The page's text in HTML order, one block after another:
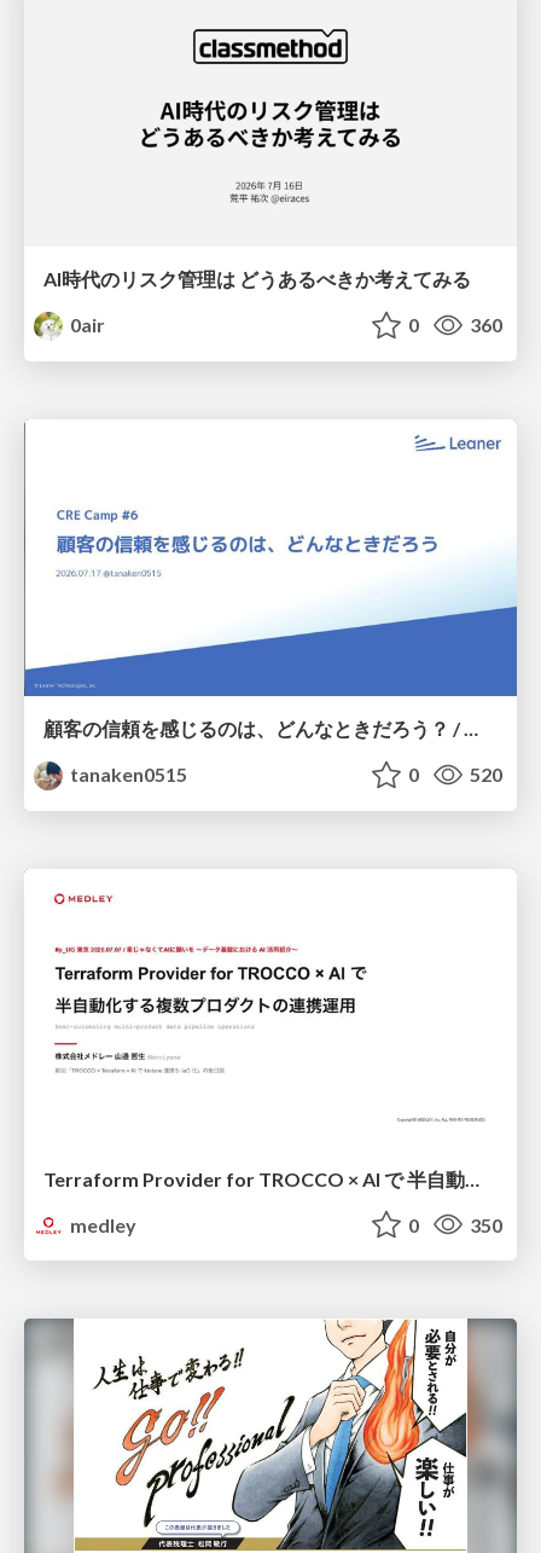
AI時代のリスク管理は どうあるべきか考えてみる
0air
0 360
顧客の信頼を感じるのは、どんなときだろう？ / When do you feel a customer's trust?
tanaken0515
0 520
medley
0 350